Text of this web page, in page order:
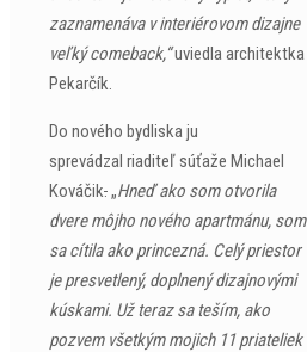
zaznamenáva v interiérovom dizajne
veľký comeback,“uviedla architektka
Pekarčík.
Do nového bydliska ju
sprevádzal riaditeľ súťaže Michael
Kováčik.„Hneď ako som otvorila
dvere môjho nového apartmánu, som
sa cítila ako princezná. Celý priestor
je presvetlený, doplnený dizajnovými
kúskami. Už teraz sa teším, ako
pozvem všetkým mojich 11 priateliek